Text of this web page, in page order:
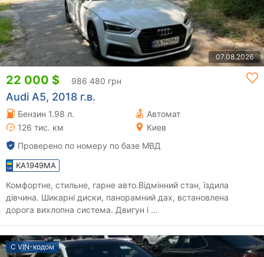
07.08.2026
22 000 $ 986 480 грн
Audi A5, 2018 г.в.
Бензин 1.98 л.
Автомат
126 тис. км
Киев
Проверено по номеру по базе МВД
KA1949MA
Комфортне, стильне, гарне авто.Відмінний стан, їздила
дівчина. Шикарні диски, панорамний дах, встановлена
дорога вихлопна система. Двигун і ...
С VIN-кодом